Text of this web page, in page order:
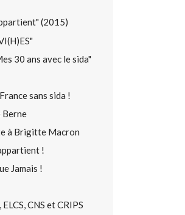
(2015)
30 ans avec le sida"
sans sida !
Berne
à Brigitte Macron
!
Jamais !
CNS et CRIPS